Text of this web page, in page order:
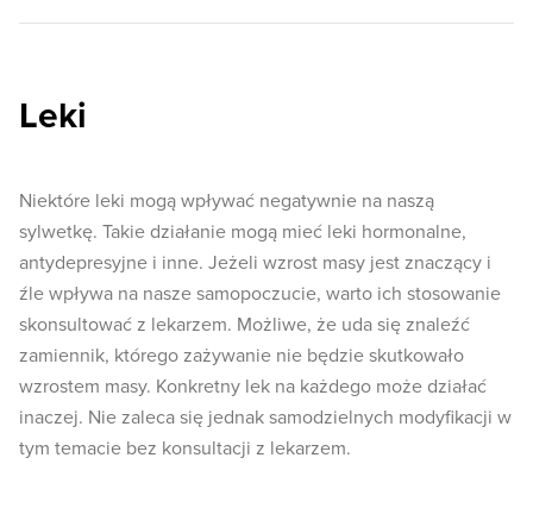
Leki
Niektóre leki mogą wpływać negatywnie na naszą
sylwetkę. Takie działanie mogą mieć leki hormonalne,
antydepresyjne i inne. Jeżeli wzrost masy jest znaczący i
źle wpływa na nasze samopoczucie, warto ich stosowanie
skonsultować z lekarzem. Możliwe, że uda się znaleźć
zamiennik, którego zażywanie nie będzie skutkowało
wzrostem masy. Konkretny lek na każdego może działać
inaczej. Nie zaleca się jednak samodzielnych modyfikacji w
tym temacie bez konsultacji z lekarzem.